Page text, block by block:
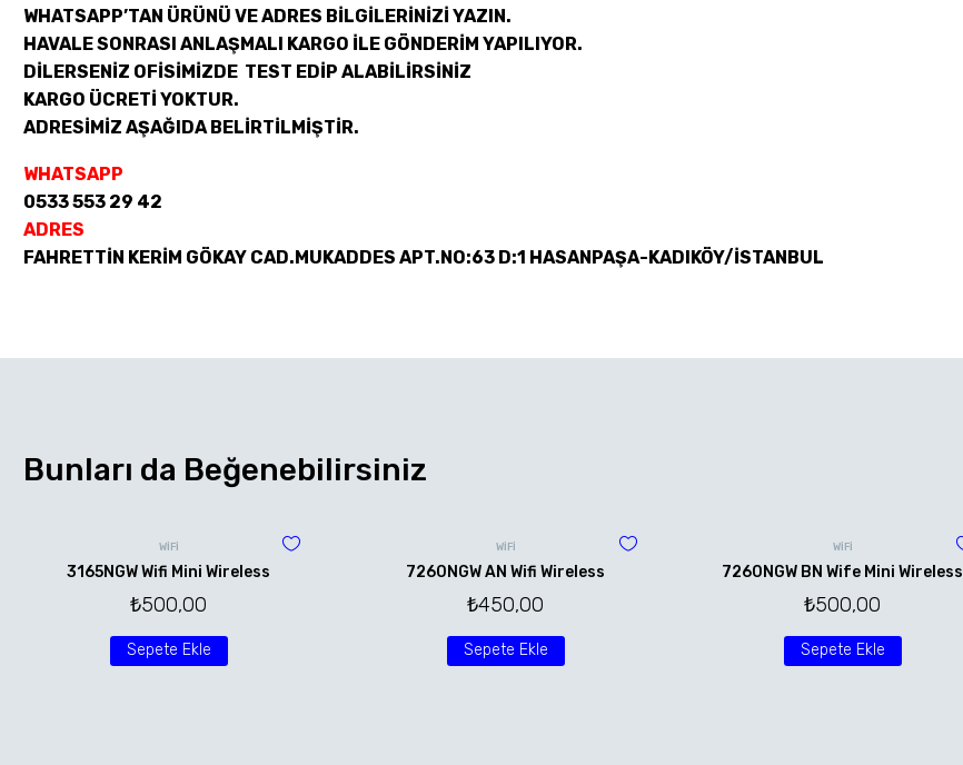
WHATSAPP’TAN ÜRÜNÜ VE ADRES BİLGİLERİNİZİ YAZIN.
HAVALE SONRASI ANLAŞMALI KARGO İLE GÖNDERİM YAPILIYOR.
DİLERSENİZ OFİSİMİZDE TEST EDİP ALABİLİRSİNİZ
KARGO ÜCRETİ YOKTUR.
ADRESİMİZ AŞAĞIDA BELİRTİLMİŞTİR.
WHATSAPP
0533 553 29 42
ADRES
FAHRETTİN KERİM GÖKAY CAD.MUKADDES APT.NO:63 D:1 HASANPAŞA-KADIKÖY/İSTANBUL
Bunları da Beğenebilirsiniz
WİFİ
3165NGW Wifi Mini Wireless
₺500,00
Sepete Ekle
WİFİ
7260NGW AN Wifi Wireless
₺450,00
Sepete Ekle
WİFİ
7260NGW BN Wife Mini Wireless
₺500,00
Sepete Ekle